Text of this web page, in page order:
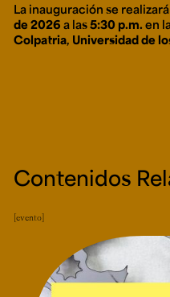
La inauguración se
de 2026 a las5:30 p.m.en
Colpatria, Universidad de
Contenidos
evento